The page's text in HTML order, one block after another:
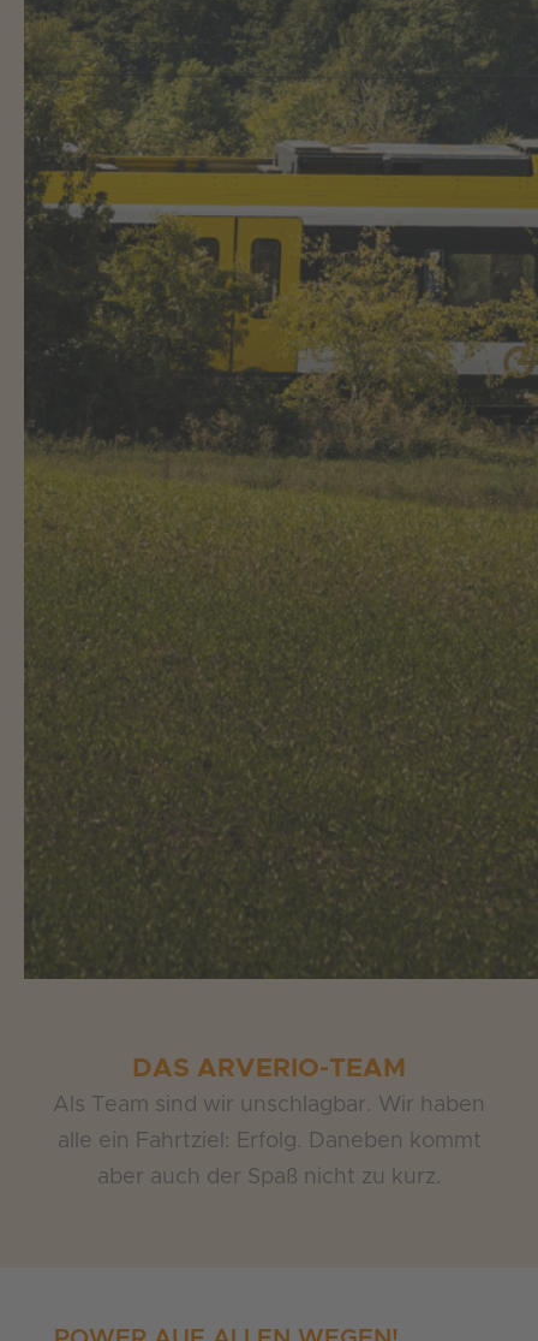
DAS ARVERIO-TEAM
Als Team sind wir unschlagbar. Wir haben
alle ein Fahrtziel: Erfolg. Daneben kommt
aber auch der Spaß nicht zu kurz.